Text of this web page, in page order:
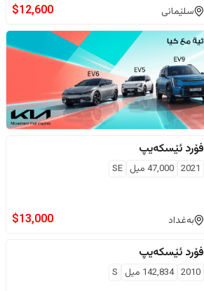
سلێمانی $12,600
فۆرد ئێسکەیپ
2021
47,000 ميل SE
بەغداد $13,000
فۆرد ئێسکەیپ
2010
142,834 ميل S